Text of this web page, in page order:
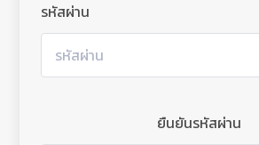
รหัสผ่าน
ยืนยันรหัสผ่าน